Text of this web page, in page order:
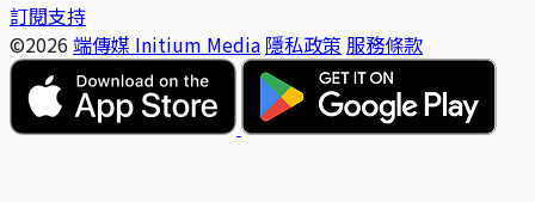
訂閱支持
©2026 端傳媒 Initium Media 隱私政策 服務條款